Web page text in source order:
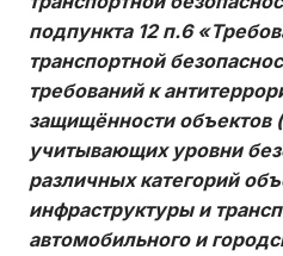
подпункта 12 п.6
транспортной
требований к
защищённости объектов
учитывающих уровни
различных категорий
инфраструктуры и
автомобильного и